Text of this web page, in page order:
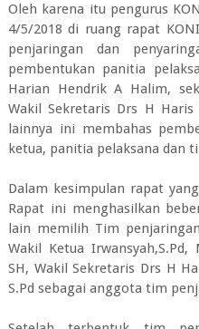
Oleh karena itu pengurus
4/5/2018 di ruang rapat
penjaringan dan
pembentukan panitia
Harian Hendrik A Halim,
Wakil Sekretaris Drs H
lainnya ini membahas
ketua, panitia pelaksana dan
Dalam kesimpulan rapat
Rapat ini menghasilkan
lain memilih Tim
Wakil Ketua
SH, Wakil Sekretaris Drs H
S.Pd sebagai anggota tim